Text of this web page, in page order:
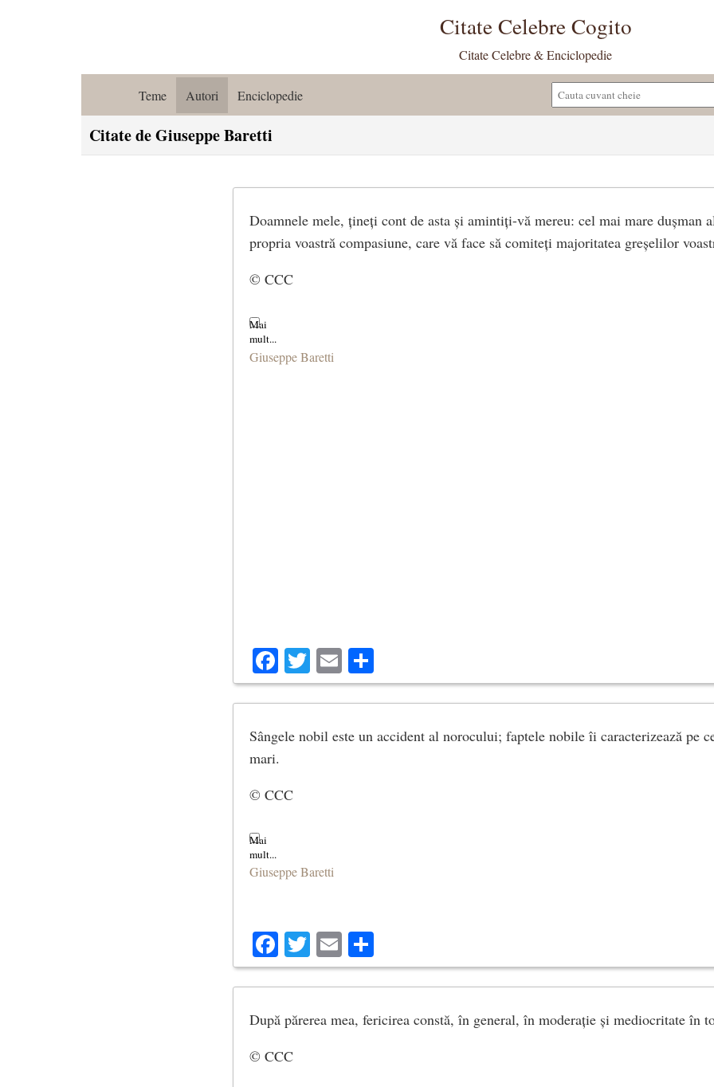
Citate Celebre Cogito
Citate Celebre & Enciclopedie
Teme Autori Enciclopedie
Citate de Giuseppe Baretti
Doamnele mele, țineți cont de asta și amintiți-vă mereu: cel mai mare dușman
propria voastră compasiune, care vă face să comiteți majoritatea greșelilor
© CCC
Giuseppe Baretti
Facebook
Twitter
Email
Sângele nobil este un accident al norocului; faptele nobile îi caracterizează pe
mari.
© CCC
Giuseppe Baretti
Facebook
Twitter
Email
După părerea mea, fericirea constă, în general, în moderație și mediocritate în
© CCC